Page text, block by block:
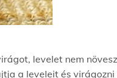
levelet nem
a leveleit és virágozni